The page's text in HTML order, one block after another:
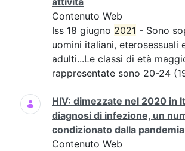
Contenuto Web
Iss 18 giugno 2021 - Sono
uomini italiani, eterosessuali
adulti...Le classi di età
rappresentate sono 20-24
HIV: dimezzate nel 2020 in
diagnosi di infezione, un
condizionato dalla pandemia
Contenuto Web